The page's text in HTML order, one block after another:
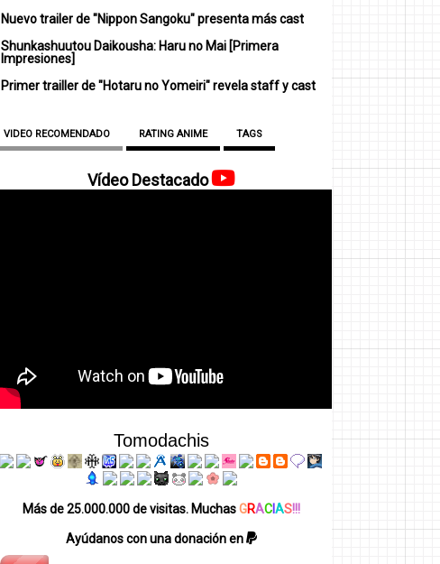
Nuevo trailer de "Nippon Sangoku" presenta más cast
Shunkashuutou Daikousha: Haru no Mai [Primera
Impresiones]
Primer trailler de "Hotaru no Yomeiri" revela staff y cast
VIDEO RECOMENDADO RATING ANIME TAGS
Vídeo Destacado
Tomodachis
Más de 25.000.000 de visitas. MuchasGRACAS!!!
Ayúdanos con una donación en